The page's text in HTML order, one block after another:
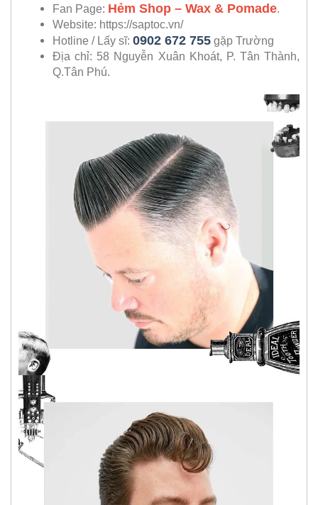
Fan Page: Hẻm Shop – Wax & Pomade.
Website: https://saptoc.vn/
Hotline / Lấy sĩ: 0902 672 755 gặp Trường
Địa chỉ: 58 Nguyễn Xuân Khoát, P. Tân Thành,
Q.Tân Phú.